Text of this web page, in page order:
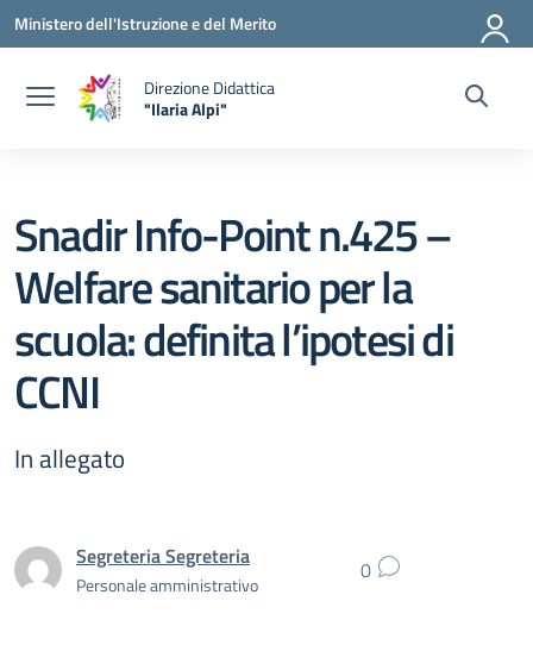
Vai ai contenuti
Vai al menu di navigazione
Vai al footer
Ministero dell'Istruzione e del Merito
Direzione Didattica
"Ilaria Alpi"
Snadir Info-Point n.425 –
Welfare sanitario per la
scuola: definita l’ipotesi di
CCNI
In allegato
Segreteria Segreteria
Personale amministrativo 0